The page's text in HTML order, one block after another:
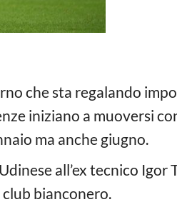
che sta regalando
iniziano a muoversi
ma anche giugno.
all’ex tecnico Igor
bianconero.